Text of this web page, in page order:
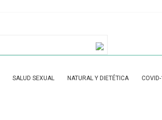
SALUD SEXUAL NATURAL Y DIETÉTICA